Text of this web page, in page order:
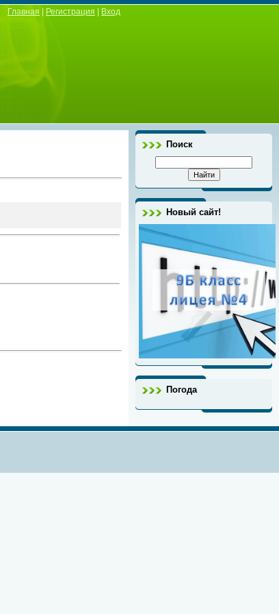
Главная Регистрация Вход
Поиск
Новый сайт!
Погода